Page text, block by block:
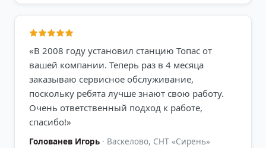
«В 2008 году установил станцию Топас от
вашей компании. Теперь раз в 4 месяца
заказываю сервисное обслуживание,
поскольку ребята лучше знают свою работу.
Очень ответственный подход к работе,
спасибо!»
Голованев Игорь · Васкелово, СНТ «Сирень»